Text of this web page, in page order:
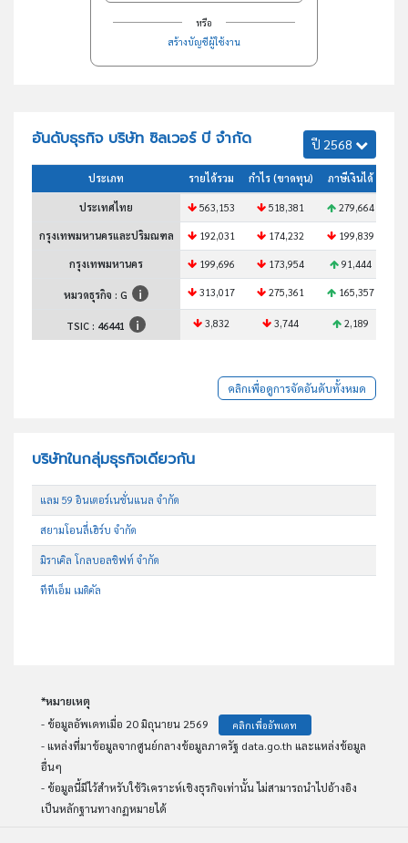
หรือ
สร้างบัญชีผู้ใช้งาน
อันดับธุรกิจ บริษัท ซิลเวอร์ บี จำกัด ปี 2568
ประเภท รายได้รวม กำไร (ขาดทุน) ภาษีเงินได้
ประเทศไทย 563,153 518,381 279,664
กรุงเทพมหานครและปริมณฑล 192,031 174,232 199,839
กรุงเทพมหานคร 199,696 173,954 91,444
หมวดธุรกิจ : G 313,017 275,361 165,357
TSIC : 46441 3,832 3,744 2,189
คลิกเพื่อดูการจัดอันดับทั้งหมด
บริษัทในกลุ่มธุรกิจเดียวกัน
แลม 59 อินเตอร์เนชั่นแนล จำกัด
สยามโอนลี่เฮิร์บ จำกัด
มิราเคิล โกลบอลชิฟท์ จำกัด
ทีทีเอ็ม เมดิคัล
*หมายเหตุ
- ข้อมูลอัพเดทเมื่อ 20 มิถุนายน 2569
คลิกเพื่ออัพเดท
- แหล่งที่มาข้อมูลจากศูนย์กลางข้อมูลภาครัฐ data.go.th และแหล่งข้อมูล
อื่นๆ
- ข้อมูลนี้มีไว้สำหรับใช้วิเคราะห์เชิงธุรกิจเท่านั้น ไม่สามารถนำไปอ้างอิง
เป็นหลักฐานทางกฏหมายได้